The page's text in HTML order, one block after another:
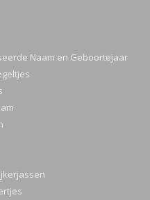
Naam en Geboortejaar